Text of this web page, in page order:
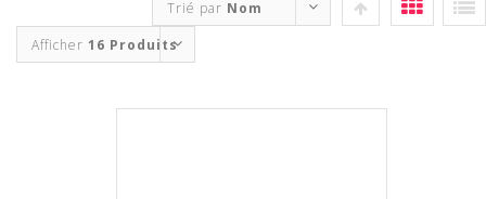
Trié par Nom
Afficher 16 Produits